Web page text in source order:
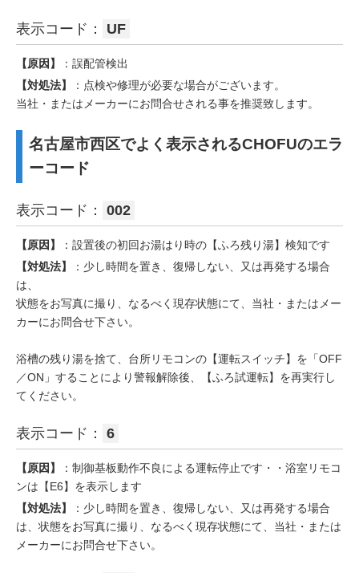
表示コード： UF
【原因】
：誤配管検出
【対処法】
：点検や修理が必要な場合がございます。
当社・またはメーカーにお問合せされる事を推奨致します。
名古屋市西区でよく表示されるCHOFUのエラ
ーコード
表示コード： 002
【原因】
：設置後の初回お湯はり時の【ふろ残り湯】検知です
【対処法】
：少し時間を置き、復帰しない、又は再発する場合
は、
状態をお写真に撮り、なるべく現存状態にて、当社・またはメー
カーにお問合せ下さい。
浴槽の残り湯を捨て、台所リモコンの【運転スイッチ】を「OFF
／ON」することにより警報解除後、【ふろ試運転】を再実行し
てください。
表示コード： 6
【原因】
：制御基板動作不良による運転停止です・・浴室リモコ
ンは【E6】を表示します
【対処法】
：少し時間を置き、復帰しない、又は再発する場合
は、状態をお写真に撮り、なるべく現存状態にて、当社・または
メーカーにお問合せ下さい。